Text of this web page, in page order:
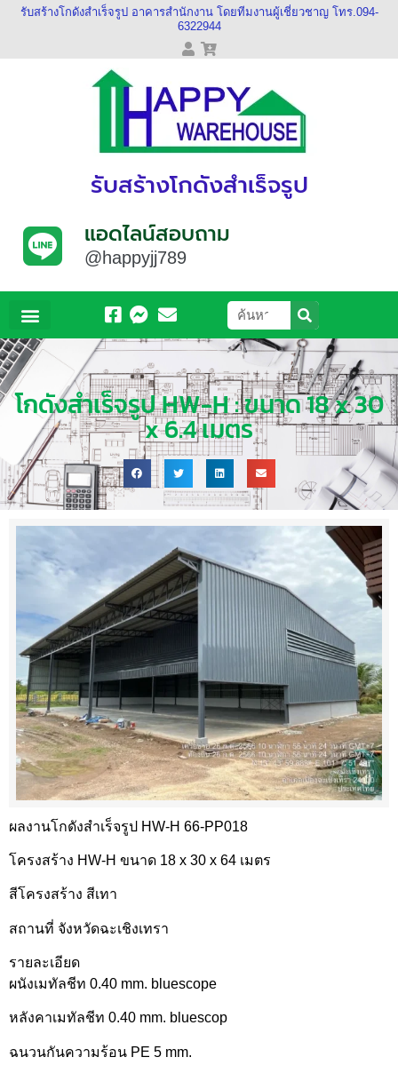
รับสร้างโกดังสำเร็จรูป อาคารสำนักงาน โดยทีมงานผู้เชี่ยวชาญ โทร.094-
6322944
รับสร้างโกดังสำเร็จรูป
แอดไลน์สอบถาม
@happyjj789
โกดังสำเร็จรูป HW-H : ขนาด 18 x 30
x 6.4 เมตร
ผลงานโกดังสำเร็จรูป HW-H 66-PP018
โครงสร้าง HW-H ขนาด 18 x 30 x 64 เมตร
สีโครงสร้าง สีเทา
สถานที่ จังหวัดฉะเชิงเทรา
รายละเอียด
ผนังเมทัลชีท 0.40 mm. bluescope
หลังคาเมทัลชีท 0.40 mm. bluescop
ฉนวนกันความร้อน PE 5 mm.